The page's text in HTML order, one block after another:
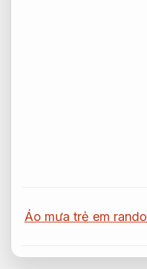
Áo mưa trẻ em rando